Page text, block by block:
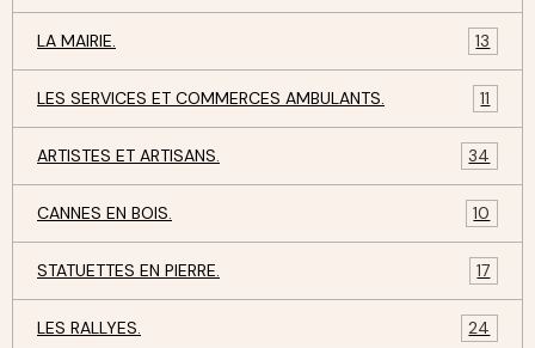
LA MAIRIE. 13
LES SERVICES ET COMMERCES AMBULANTS. 11
ARTISTES ET ARTISANS. 34
CANNES EN BOIS. 10
STATUETTES EN PIERRE. 17
LES RALLYES. 24